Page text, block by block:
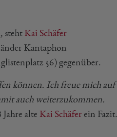
steht Kai Schäfer
Kantaphon
56) gegenüber.
können. Ich freue mich auf
auch weiterzukommen.
Jahre alte Kai Schäfer ein Fazit.